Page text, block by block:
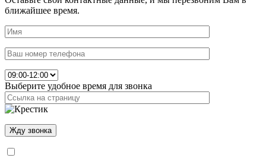
ближайшее время.
Выберите удобное время для звонка